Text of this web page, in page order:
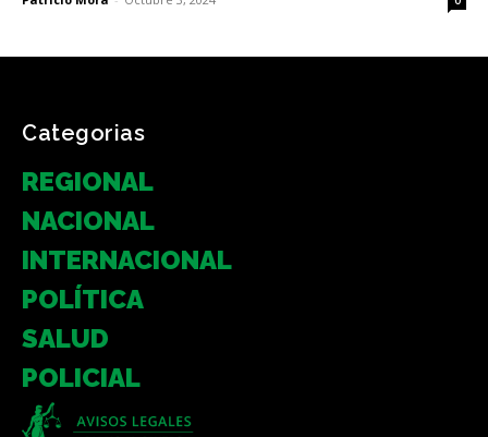
Categorias
REGIONAL
NACIONAL
INTERNACIONAL
POLÍTICA
SALUD
POLICIAL